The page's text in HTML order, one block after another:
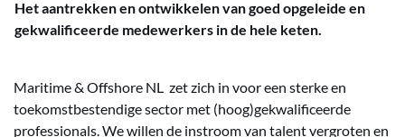
Het aantrekken en ontwikkelen van goed opgeleide en
gekwalificeerde medewerkers in de hele keten.
Maritime & Offshore NL zet zich in voor een sterke en
toekomstbestendige sector met (hoog)gekwalificeerde
professionals. We willen de instroom van talent vergroten en